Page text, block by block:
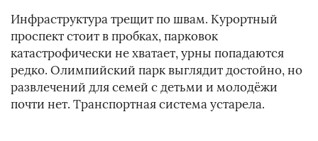
Инфраструктура трещит по швам. Курортный
проспект стоит в пробках, парковок
катастрофически не хватает, урны попадаются
редко. Олимпийский парк выглядит достойно, но
развлечений для семей с детьми и молодёжи
почти нет. Транспортная система устарела.